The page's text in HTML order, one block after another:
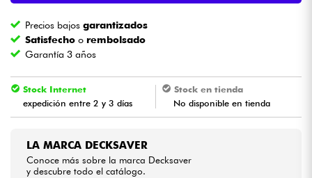
Batería y percusión
Violines y cuarteto
Niños
Precios bajosgarantizados
Satisfecho o rembolsado
Garantía 3 años
Stock Internet
expedición entre 2 y 3 días
Stock en tienda
No disponible en tienda
LA MARCA DECKSAVER
Conoce más sobre la marca Decksaver
y descubre todo el catálogo.